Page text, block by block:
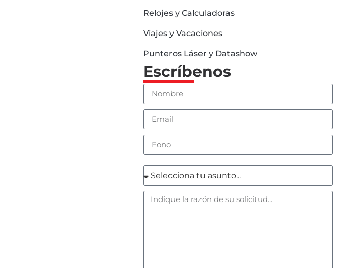
Relojes y Calculadoras
Viajes y Vacaciones
Punteros Láser y Datashow
Escríbenos